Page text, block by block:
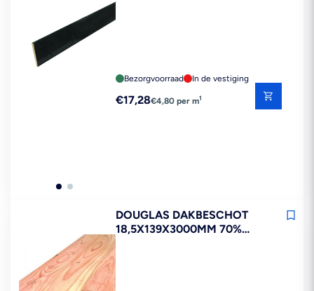
Bezorgvoorraad In de vestiging
Reguliere
€17,28€4,80 per m1
DOUGLAS DAKBESCHOT
18,5X139X3000MM 70%
PEFC